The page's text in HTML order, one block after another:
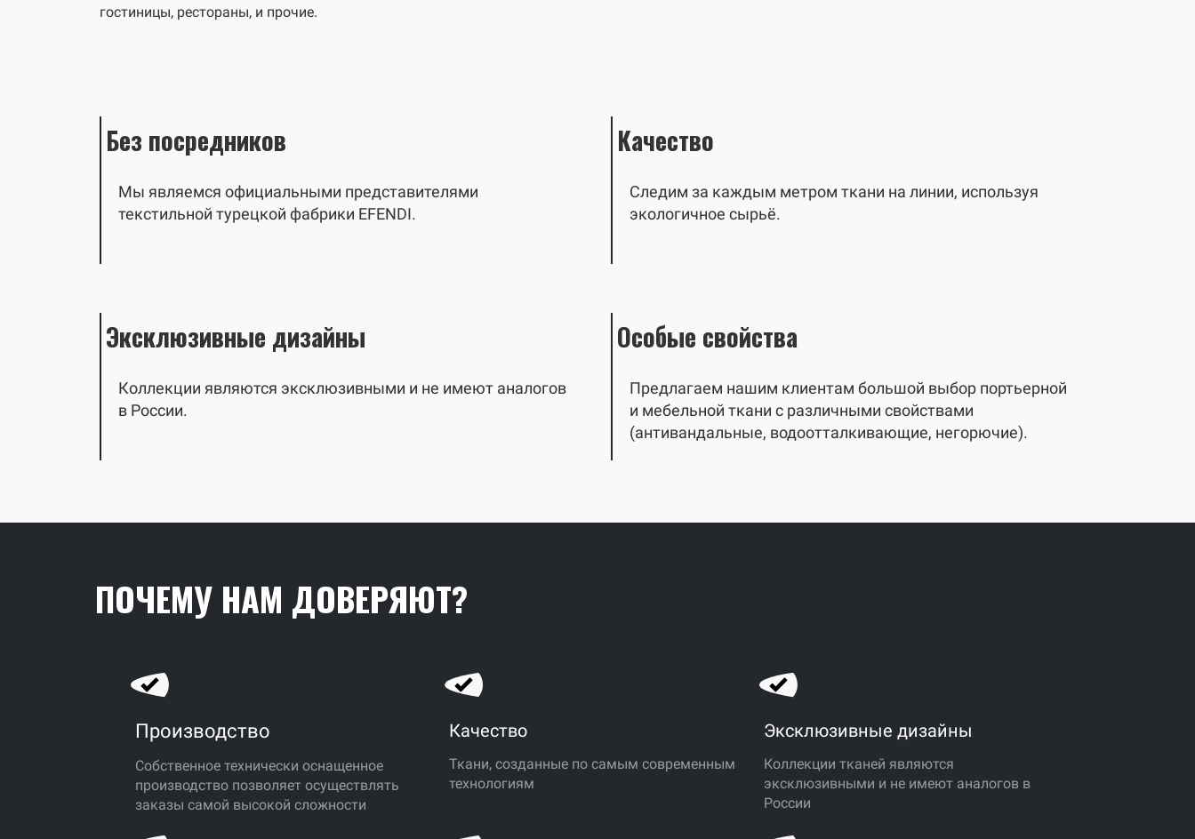
гостиницы, рестораны, и прочие.
Без посредников
Мы являемся официальными представителями
текстильной турецкой фабрики EFENDI.
Качество
Следим за каждым метром ткани на линии, используя
экологичное сырьё.
Эксклюзивные дизайны
Коллекции являются эксклюзивными и не имеют аналогов
в России.
Особые свойства
Предлагаем нашим клиентам большой выбор портьерной
и мебельной ткани с различными свойствами
(антивандальные, водоотталкивающие, негорючие).
ПОЧЕМУ НАМ ДОВЕРЯЮТ?
Производство
Собственное технически оснащенное
производство позволяет осуществлять
заказы самой высокой сложности
Качество
Ткани, созданные по самым современным
технологиям
Эксклюзивные дизайны
Коллекции тканей являются
эксклюзивными и не имеют аналогов в
России